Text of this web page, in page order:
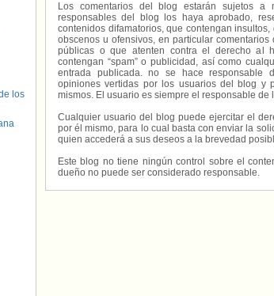
Los comentarios del blog estarán sujetos a
responsables del blog los haya aprobado,
contenidos difamatorios, que contengan
obscenos u ofensivos, en particular
públicas o que atenten contra el derecho al
contengan “spam” o publicidad, así como
entrada publicada. no se hace responsable
opiniones vertidas por los usuarios del blog y
mismos. El usuario es siempre el responsable de
Cualquier usuario del blog puede ejercitar el
por él mismo, para lo cual basta con enviar la
quien accederá a sus deseos a la brevedad
Este blog no tiene ningún control sobre el
dueño no puede ser considerado responsable.
los